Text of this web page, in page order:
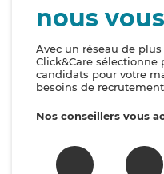
nous
Avec un réseau de
Click&Care
candidats pour votre
besoins de
Nos conseillers vous